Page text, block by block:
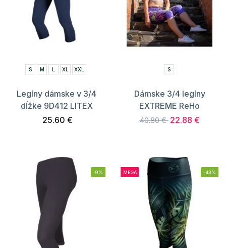
S M L XL XXL
Legíny dámske v 3/4
dĺžke 9D412 LITEX
25.60 €
S
Dámske 3/4 legíny
EXTREME ReHo
40.80 € 22.88 €
-9% MEGA -43%